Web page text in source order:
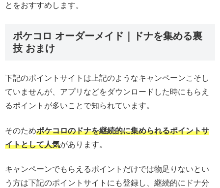
とをおすすめします。
ポケコロ オーダーメイド｜ドナを集める裏
技 おまけ
下記のポイントサイトは上記のようなキャンペーンこそし
ていませんが、アプリなどをダウンロードした時にもらえ
るポイントが多いことで知られています。
そのためポケコロのドナを継続的に集められるポイントサ
イトとして人気があります。
キャンペーンでもらえるポイントだけでは物足りないとい
う方は下記のポイントサイトにも登録し、継続的にドナ分